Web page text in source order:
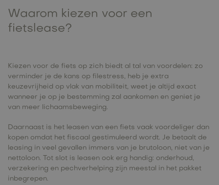
Waarom kiezen voor een
fietslease?
Kiezen voor de fiets op zich biedt al tal van voordelen: zo
verminder je de kans op filestress, heb je extra
keuzevrijheid op vlak van mobiliteit, weet je altijd exact
wanneer je op je bestemming zal aankomen en geniet je
van meer lichaamsbeweging.
Daarnaast is het leasen van een fiets vaak voordeliger dan
kopen omdat het fiscaal gestimuleerd wordt. Je betaalt de
leasing in veel gevallen immers van je brutoloon, niet van je
nettoloon. Tot slot is leasen ook erg handig: onderhoud,
verzekering en pechverhelping zijn meestal in het pakket
inbegrepen.